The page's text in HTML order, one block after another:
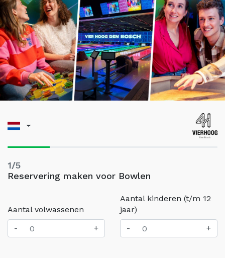
1/5
Reservering maken voor Bowlen
Aantal volwassenen
-
+
Aantal kinderen (t/m 12
jaar)
-
+